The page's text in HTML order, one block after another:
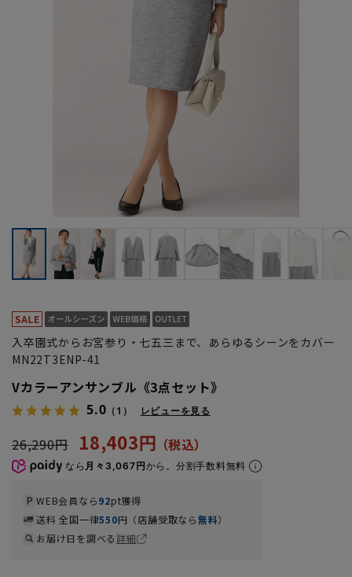
入卒園式からお宮参り・七五三まで、あらゆるシーンをカバー
MN22T3ENP-41
Vカラーアンサンブル《3点セット》
5.0 （1） レビューを見る
26,290円 18,403円
なら 月々3,067円から。分割手数料無料
WEB会員なら92pt獲得
送料 全国一律550円（店舗受取なら無料）
お届け日を調べる詳細